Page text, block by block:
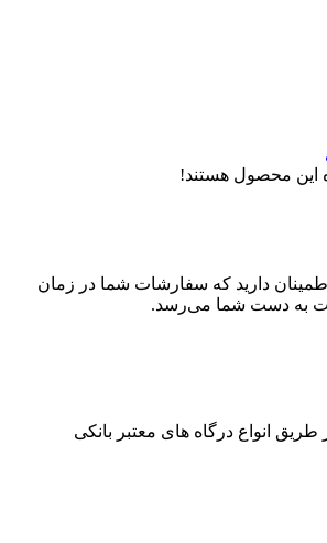
این محصول هستند!
دارید که سفارشات شما در زمان
به دست شما می‌رسد.
طریق انواع درگاه های معتبر بانکی